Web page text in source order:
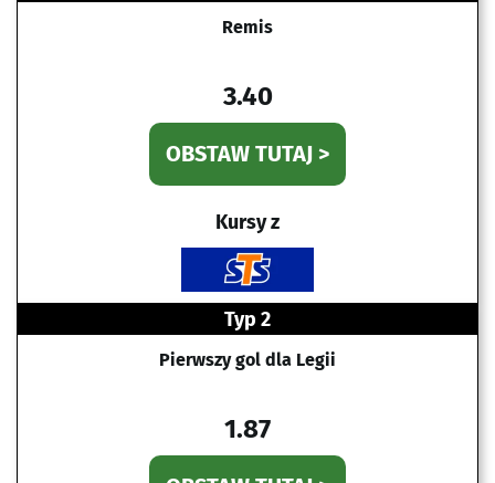
Remis
3.40
OBSTAW TUTAJ >
Kursy z
Typ 2
Pierwszy gol dla Legii
1.87